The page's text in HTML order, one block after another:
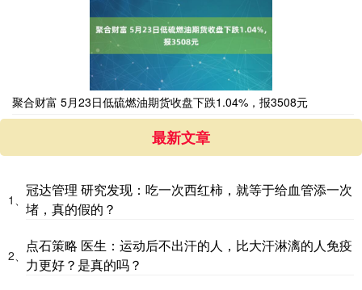
聚合财富 5月23日低硫燃油期货收盘下跌1.04%，报3508元
最新文章
1、
冠达管理 研究发现：吃一次西红柿，就等于给血管添一次
堵，真的假的？
2、
点石策略 医生：运动后不出汗的人，比大汗淋漓的人免疫
力更好？是真的吗？